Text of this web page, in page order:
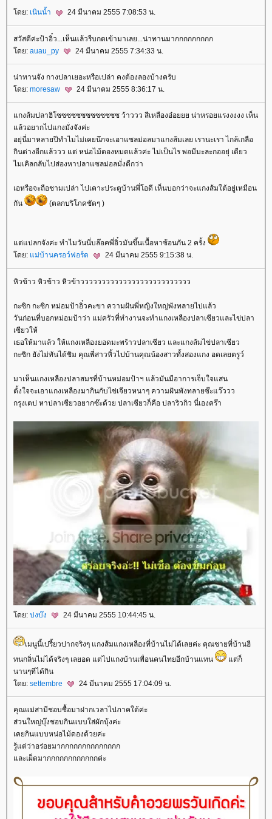
ดย: เนินน้ำ 24 มีนาคม 2555 7:08:53 น.
สวัสดีค่ะป้าอิ๋ว...เห็นแล้วรีบกดเข้ามาเลย...น่าทานมากกกกกกกกก
ดย: auau_py 24 มีนาคม 2555 7:34:33 น.
น่าทานจัง กางปลาเยอะหรือเปล่า คงต้องลองบ้างครับ
ดย: moresaw 24 มีนาคม 2555 8:36:17 น.
กงส้มปลาฮิโซซซซซซซซซซซซซ ว้าววว สีเหลืองอ๋อยยย น่าหรอยแรงงงงง เห็น
ล้วอยากไปแกงมั่งจังค่ะ
อยุ่นี่มาหลายปีทำไมไม่เคยนึกจะเอาแซลม่อลมาแกงส้มเลย เรานะเรา ไกล้เกลือ
กินด่างอีกแล้ววว แต่ หน่อไม้ดองหมดแล้วค่ะ ไม่เป็นไร พอมีมะละกออยุ่ เดียว
ไมเคิลกลับไปส่องหาปลาแซลม่อลมั่งดีกว่า
เอหรือจะถือชามเปล่า ไปเคาะประตูบ้านพี่โอดี เห็นบอกว่าจะแกงส้มใต้อยู่เหมือน
กัน
(ตลกบริโภคชัดๆ )
ต่แปลกจังค่ะ ทำไมวันนี่บล๊อคพี่อิ๋วมันขึ้นเนื้อหาซ้อนกัน 2 ครั้ง
ดย: ม่บ้านครอว์ฟอร์ด 24 มีนาคม 2555 9:15:38 น.
หิวข้าว หิวข้าว หิวข้าวววววววววววววววววววววววววว
กะซิก กะซิก หม่อมป้าอิ๋วคะขา ความฝันพี่หญิงใหญ่พังทลายไปแล้ว
วันก่อนที่บอกหม่อมป้าว่า แม่ครัวที่ทำงานจะทำแกงเหลืองปลาเซียวและไข่ปลา
เซียวให้
เธอให้มาแล้ว ให้แกงเหลืองยอดมะพร้าวปลาเซียว และแกงส้มไข่ปลาเซียว
กะซิก ยังไม่ทันได้ชิม คุณพี่สาวหิ้วไปบ้านคุณน้องสาวทั้งสองแกง อดเลยตรูว์
มาเห็นแกงเหลืองปลาสมรที่บ้านหม่อมป้าฯ แล้วมันมีอาการเจ็บใจแสน
ตั้งใจจะเอาแกงเหลืองมากินกับไข่เจียวหนาๆ ความฝันพังทลายซ๊ะแว๊ววว
กรุงเตป หาปลาเซียวอยากซ๊ะด้วย ปลาเซียวก็คือ ปลาริวกิว นี่เองคร๊า
ดย: บ่งบ๊ง 24 มีนาคม 2555 10:44:45 น.
เมนูนี้เปรี้ยวปากจริงๆ แกงส้มแกงเหลืองที่บ้านไม่ได้เลยค่ะ คุณชายที่บ้านฮี
ทนกลิ่นไม่ได้จริงๆ เลยอด แต่ไปแกงบ้านเพื่อนคนไทยอีกบ้านแทน
ต่ก็
นานๆทีได้กิน
ดย: settembre 24 มีนาคม 2555 17:04:09 น.
คุณแม่สามีชอบซื้อมาฝากเวลาไปภาคใต้ค่ะ
ส่วนใหญ่บุ๊งชอบกินแบบใส่ผักบุ้งค่ะ
เคยกินแบบหน่อไม้ดองด้วยค่ะ
รู้แต่ว่าอร่อยมากกกกกกกกกกกกกก
ละเผ็ดมากกกกกกกกกกกกค่ะ